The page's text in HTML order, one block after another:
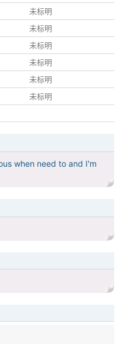
未标明
未标明
未标明
未标明
未标明
未标明
when need to and I'm